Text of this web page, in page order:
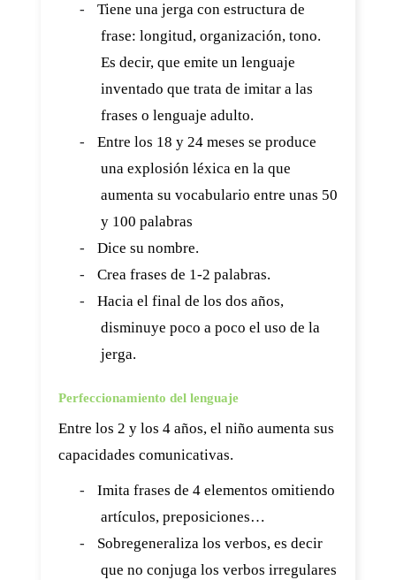
-
Tiene una jerga con estructura de
frase: longitud, organización, tono.
Es decir, que emite un lenguaje
inventado que trata de imitar a las
frases o lenguaje adulto.
-
Entre los 18 y 24 meses se produce
una explosión léxica en la que
aumenta su vocabulario entre unas 50
y 100 palabras
-
Dice su nombre.
-
Crea frases de 1-2 palabras.
-
Hacia el final de los dos años,
disminuye poco a poco el uso de la
jerga.
Perfeccionamiento del lenguaje
Entre los 2 y los 4 años, el niño aumenta sus
capacidades comunicativas.
-
Imita frases de 4 elementos omitiendo
artículos, preposiciones…
-
Sobregeneraliza los verbos, es decir
que no conjuga los verbos irregulares